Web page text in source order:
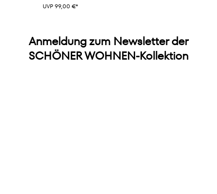
UVP 99,00 €*
Anmeldung zum Newsletter der
SCHÖNER WOHNEN-Kollektion